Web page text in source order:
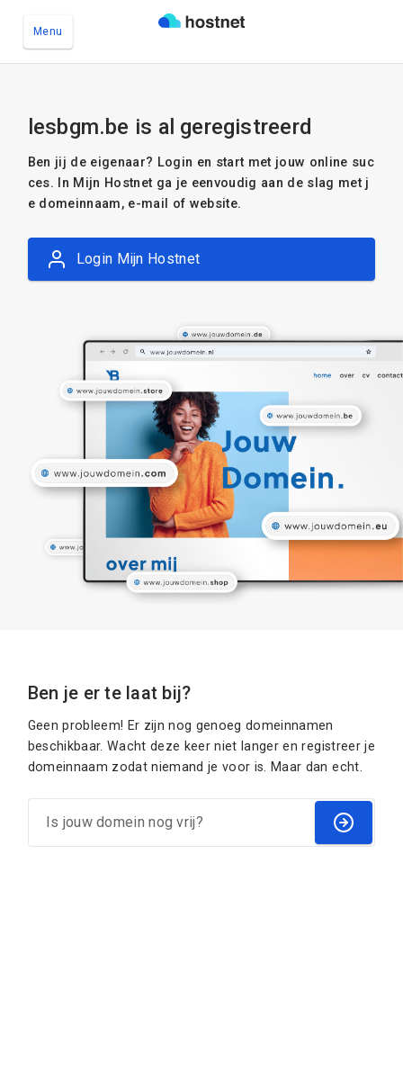
Menu
lesbgm.be is al geregistreerd
Ben jij de eigenaar? Login en start met jouw online suc
ces. In Mijn Hostnet ga je eenvoudig aan de slag met j
e domeinnaam, e-mail of website.
Login Mijn Hostnet
Ben je er te laat bij?
Geen probleem! Er zijn nog genoeg domeinnamen
beschikbaar. Wacht deze keer niet langer en registreer je
domeinnaam zodat niemand je voor is. Maar dan echt.